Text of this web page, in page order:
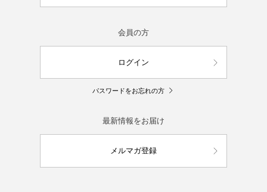
会員の方
ログイン
パスワードをお忘れの方
最新情報をお届け
メルマガ登録